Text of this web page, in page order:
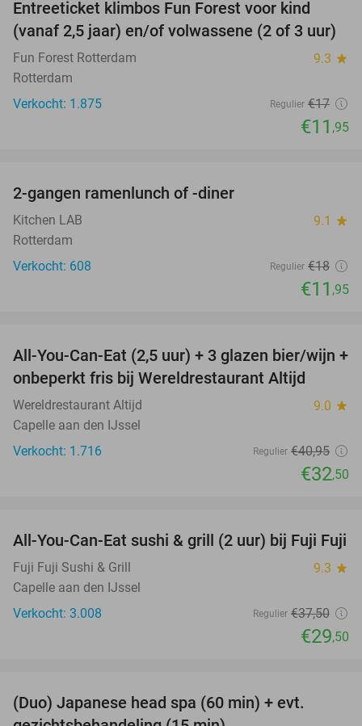
Entreeticket klimbos Fun Forest voor kind
(vanaf 2,5 jaar) en/of volwassene (2 of 3 uur)
Fun Forest Rotterdam 9.3 star
Rotterdam
Verkocht: 1.875
Regulier €17
€11 ,95
2-gangen ramenlunch of -diner
Kitchen LAB 9.1 star
Rotterdam
Verkocht: 608
Regulier €18
€11 ,95
21%
All-You-Can-Eat (2,5 uur) + 3 glazen bier/wijn +
onbeperkt fris bij Wereldrestaurant Altijd
Wereldrestaurant Altijd 9.0 star
Capelle aan den IJssel
Verkocht: 1.716
Regulier €40,95
€32,50
21%
All-You-Can-Eat sushi & grill (2 uur) bij Fuji Fuji
Fuji Fuji Sushi & Grill 9.3 star
Capelle aan den IJssel
Verkocht: 3.008
Regulier €37,50
€29,50
(Duo) Japanese head spa (60 min) + evt.